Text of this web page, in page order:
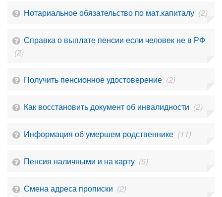
Нотариальное обязательство по мат.капиталу (2)
Справка о выплате пенсии если человек не в РФ
(2)
Получить пенсионное удостоверение (2)
Как восстановить документ об инвалидности (2)
Информация об умершем родственнике (11)
Пенсия наличными и на карту (5)
Смена адреса прописки (2)